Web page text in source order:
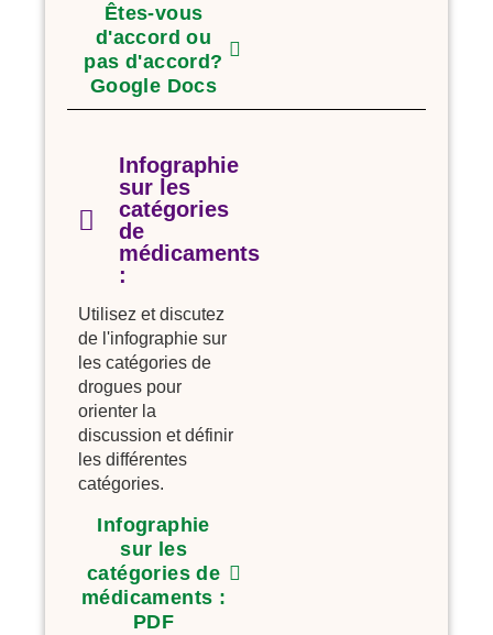
Êtes-vous
d'accord ou
pas d'accord?
Google Docs
Infographie
sur les
catégories
de
médicaments
:
Utilisez et discutez
de l'infographie sur
les catégories de
drogues pour
orienter la
discussion et définir
les différentes
catégories.
Infographie
sur les
catégories de
médicaments :
PDF